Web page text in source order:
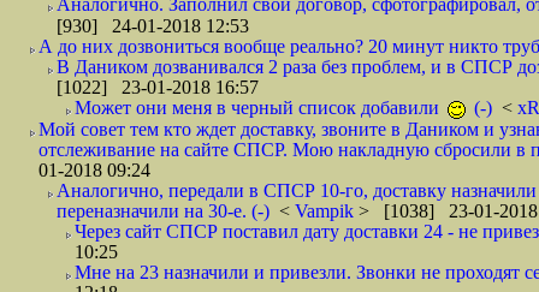
Аналогично. Заполнил свой договор,
[930] 24-01-2018 12:53
А до них дозвониться вообще реально? 20 минут никто
В Даником дозванивался 2 раза без проблем, и в СПСР
[1022] 23-01-2018 16:57
Может они меня в черный список добавили
(-) <
Мой совет тем кто ждет доставку, звоните в Даником и
отслеживание на сайте СПСР. Мою накладную сбросили
01-2018 09:24
Аналогично, передали в СПСР 10-го, доставку
переназначили на 30-е. (-) < Vampik > [1038] 23-01-2018
Через сайт СПСР поставил дату доставки 24 - не
10:25
Мне на 23 назначили и привезли. Звонки не